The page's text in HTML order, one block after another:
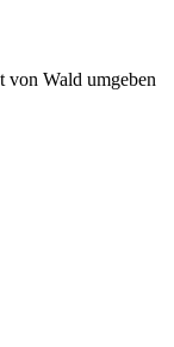
von Wald umgeben